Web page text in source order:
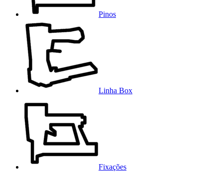
Pinos
Linha Box
Fixações